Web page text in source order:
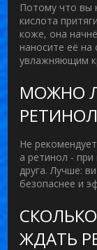
Потому что вы
кислота
коже, она
наносите её
увлажняющим
МОЖНО
Не
а ретинол -
друга. Лучше:
безопаснее и
ЖДАТЬ